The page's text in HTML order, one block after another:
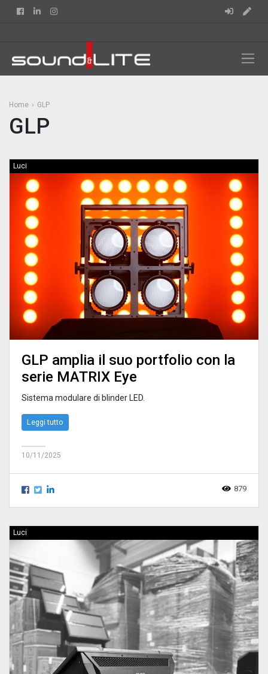
FacebookLinkedin
Home GLP
GLP
Luci
GLP amplia il suo portfolio con la
serie MATRIX Eye
Sistema modulare di blinder LED.
Leggi tutto
10/11/2025
879
Luci